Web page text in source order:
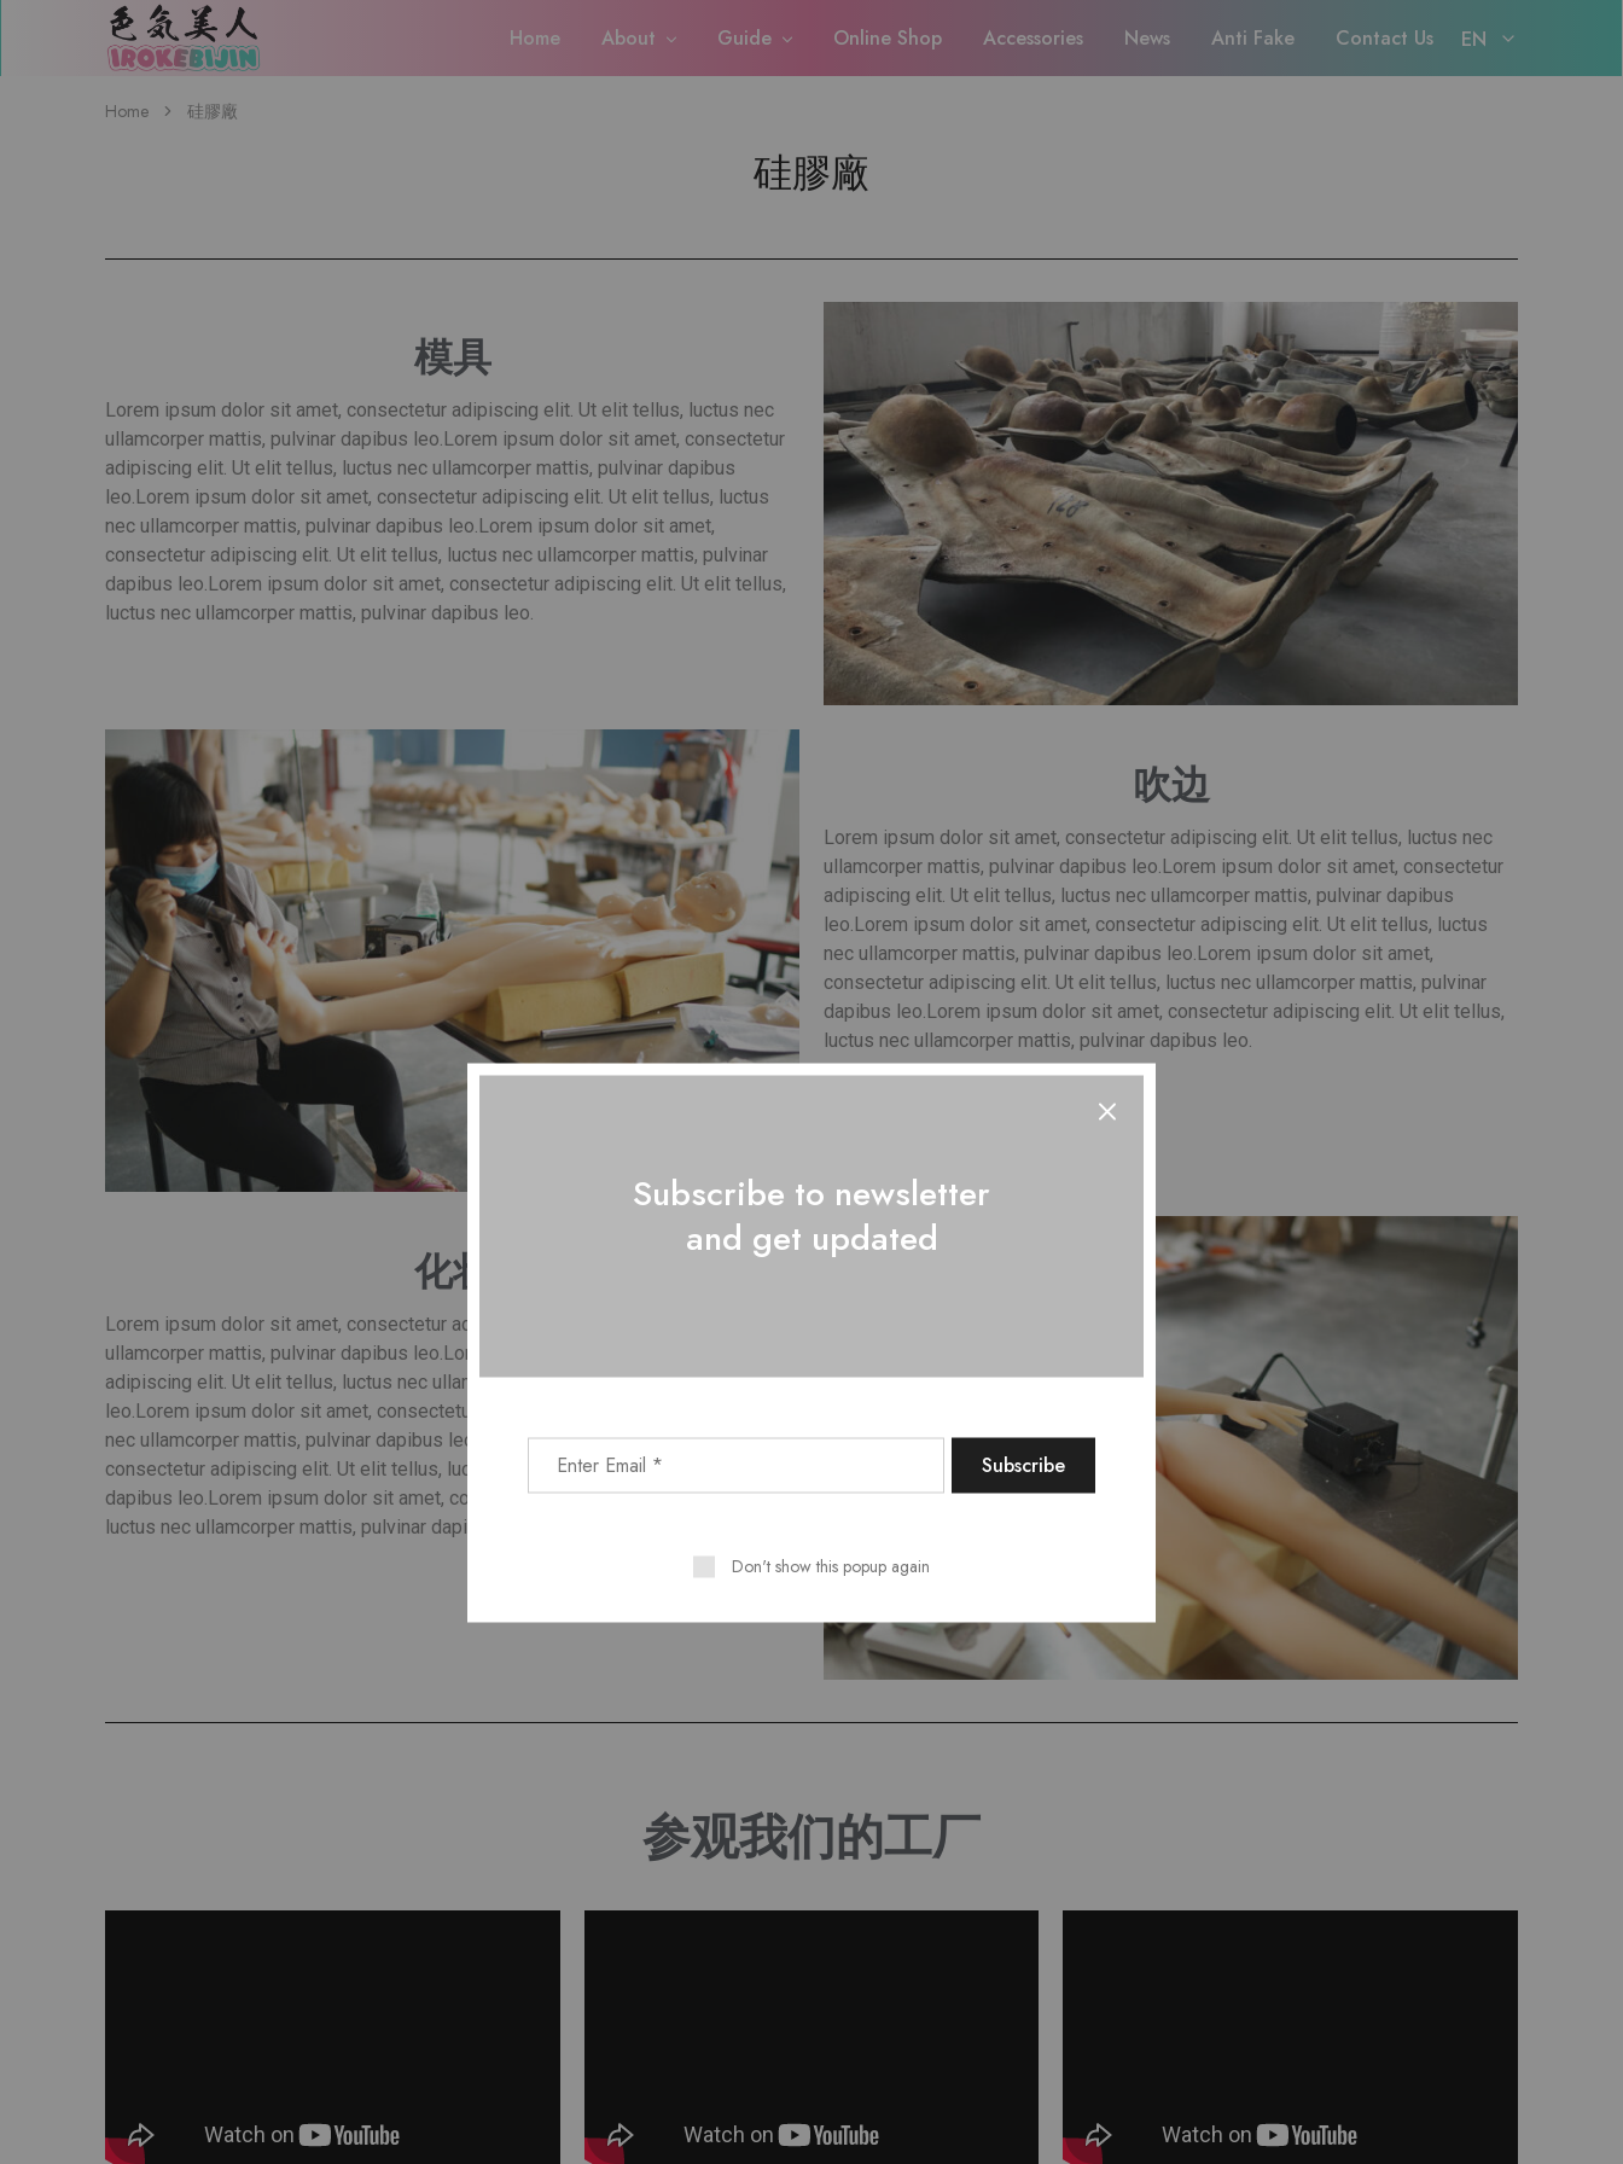
IROKEBIJIN（色
気
人）
Home About Guide Online Shop Accessories News Anti Fake Contact Us EN
Home 硅膠廠
硅膠廠
模具
Lorem ipsum dolor sit amet, consectetur adipiscing elit. Ut elit tellus, luctus nec
ullamcorper mattis, pulvinar dapibus leo.Lorem ipsum dolor sit amet, consectetur
adipiscing elit. Ut elit tellus, luctus nec ullamcorper mattis, pulvinar dapibus
leo.Lorem ipsum dolor sit amet, consectetur adipiscing elit. Ut elit tellus, luctus
nec ullamcorper mattis, pulvinar dapibus leo.Lorem ipsum dolor sit amet,
consectetur adipiscing elit. Ut elit tellus, luctus nec ullamcorper mattis, pulvinar
dapibus leo.Lorem ipsum dolor sit amet, consectetur adipiscing elit. Ut elit tellus,
luctus nec ullamcorper mattis, pulvinar dapibus leo.
吹边
Lorem ipsum dolor sit amet, consectetur adipiscing elit. Ut elit tellus, luctus nec
ullamcorper mattis, pulvinar dapibus leo.Lorem ipsum dolor sit amet, consectetur
adipiscing elit. Ut elit tellus, luctus nec ullamcorper mattis, pulvinar dapibus
leo.Lorem ipsum dolor sit amet, consectetur adipiscing elit. Ut elit tellus, luctus
nec ullamcorper mattis, pulvinar dapibus leo.Lorem ipsum dolor sit amet,
consectetur adipiscing elit. Ut elit tellus, luctus nec ullamcorper mattis, pulvinar
dapibus leo.Lorem ipsum dolor sit amet, consectetur adipiscing elit. Ut elit tellus,
luctus nec ullamcorper mattis, pulvinar dapibus leo.
化妆
Lorem ipsum dolor sit amet, consectetur adipiscing elit. Ut elit tellus, luctus nec
ullamcorper mattis, pulvinar dapibus leo. Lorem ipsum dolor sit amet, consectetur
adipiscing elit. Ut elit tellus, luctus nec ullamcorper mattis, pulvinar dapibus
leo. Lorem ipsum dolor sit amet, consectetur adipiscing elit. Ut elit tellus, luctus
nec ullamcorper mattis, pulvinar dapibus leo.
Lorem ipsum dolor sit amet,
consectetur adipiscing elit. Ut elit tellus, luctus nec ullamcorper mattis, pulvinar
dapibus leo. Lorem ipsum dolor sit amet, consectetur adipiscing elit. Ut elit tellus,
luctus nec ullamcorper mattis, pulvinar dapibus leo.
参观我们的工厂
Subscribe to newsletter
and get updated
Don't show this popup again